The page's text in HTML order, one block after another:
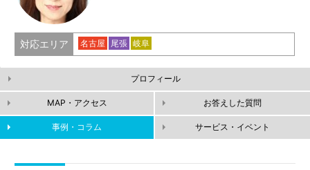
対応エリア 名古屋 尾張 岐阜
プロフィール
MAP・アクセス お答えした質問
事例・コラム サービス・イベント